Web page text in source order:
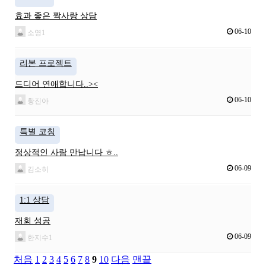
효과 좋은 짝사랑 상담
소영1 06-10
리본 프로젝트
드디어 연애합니다..><
황진아 06-10
특별 코칭
정상적인 사람 만납니다 ㅎ..
김소히 06-09
1:1 상담
재회 성공
한지수1 06-09
처음 1 2 3 4 5 6 7 8 9 10 다음 맨끝